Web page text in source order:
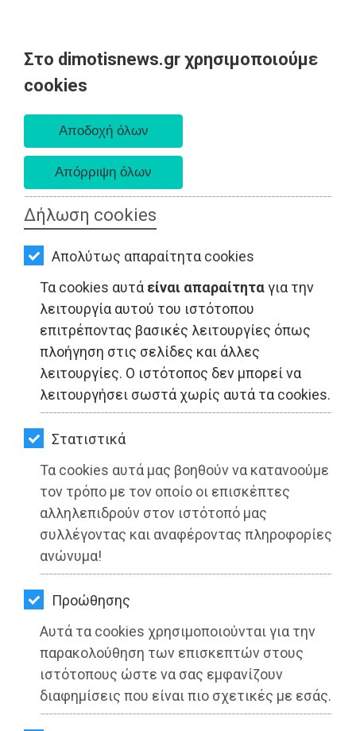
Στο dimotisnews.gr χρησιμοποιούμε
cookies
Δήλωση cookies
Απολύτως απαραίτητα cookies
Τα cookies αυτά είναι απαραίτηταγια την
λειτουργία αυτού του ιστότοπου
επιτρέποντας βασικές λειτουργίες όπως
πλοήγηση στις σελίδες και άλλες
λειτουργίες. Ο ιστότοπος δεν μπορεί να
λειτουργήσει σωστά χωρίς αυτά τα cookies.
Στατιστικά
Τα cookies αυτά μας βοηθούν να κατανοούμε
τον τρόπο με τον οποίο οι επισκέπτες
αλληλεπιδρούν στον ιστότοπό μας
συλλέγοντας και αναφέροντας πληροφορίες
ανώνυμα!
Προώθησης
Αυτά τα cookies χρησιμοποιούνται για την
παρακολούθηση των επισκεπτών στους
ιστότοπους ώστε να σας εμφανίζουν
διαφημίσεις που είναι πιο σχετικές με εσάς.
AΡΧΙΚΗ
ΕΙΔΗΣΕΙΣ
ΠΟΛΙΤΙΚΗ
ΤΟΠΙΚΗ
ΑΥΤΟΔΙΟΙΚΗΣΗ
ΟΙΚΟΝΟΜΙΑ
ΑΘΛΗΤΙΣΜΟΣ
ΠΟΛΙΤΙΣΜΟΣ
ΣΠΙΤΙ-
ΚΗΠΟΣ
ΥΓΕΙΑ
LIFESTYLE
ΤΑΞΙΔΙΑ
ΕΞΟΔΟΣ
ΠΕΡΙΒΑΛΛΟΝ
ΚΑΤΟΙΚΙΔΙΟ
ΑΓΓΕΛΙΕΣ
ΕΦΗΜΕΡΙΔΕΣ
OΔΗΓΟΣ
ΑΓΟΡΑΣ
ΤΟΠΙΚΗ ΑΥΤΟΔΙΟΙΚΗΣΗ - Αρτέμιδα